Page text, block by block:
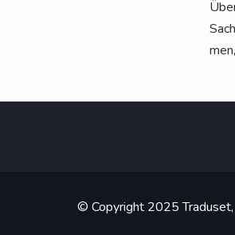
© Copyright 2025